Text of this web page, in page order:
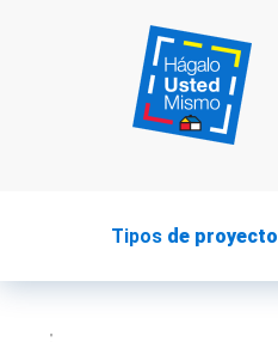
Tipos de proyecto